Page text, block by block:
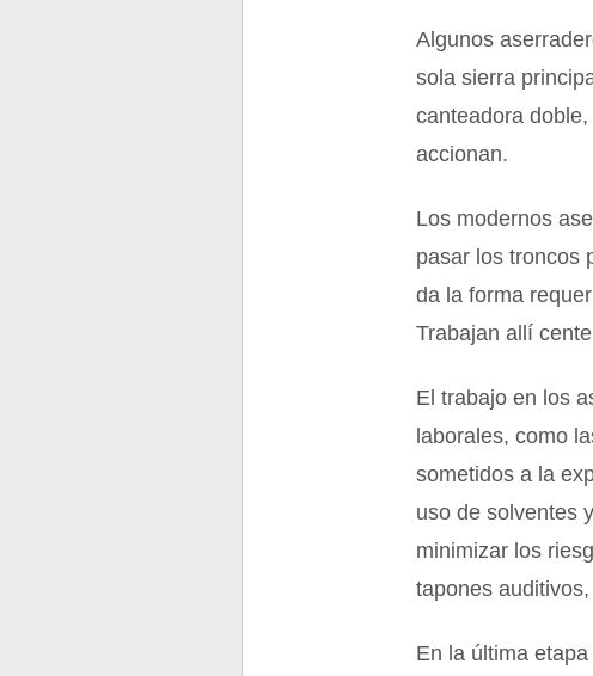
Algunos
sola sierra
canteadora
accionan.
Los modernos
pasar los troncos
da la forma
Trabajan allí
El trabajo en los
laborales, como
sometidos a la
uso de solventes
minimizar los
tapones
En la última